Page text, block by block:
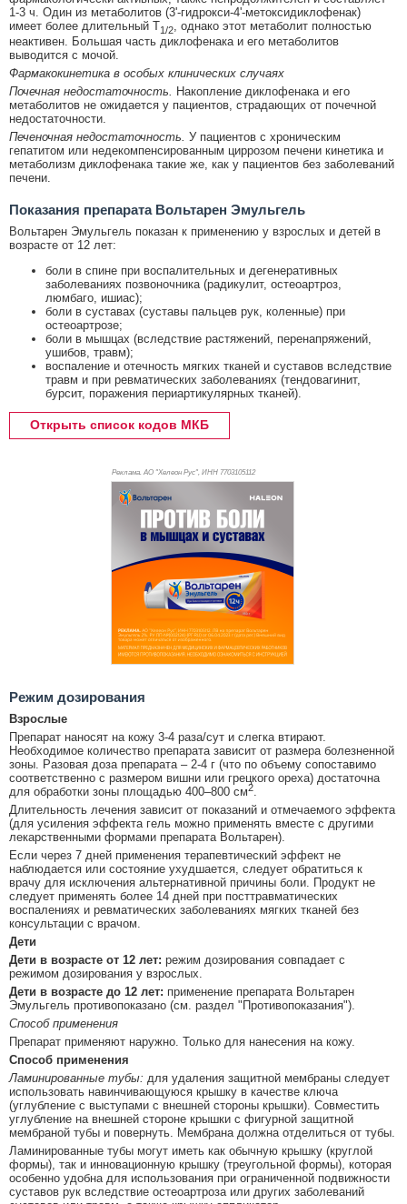
1-3 ч. Один из метаболитов (3'-гидрокси-4'-метоксидиклофенак)
имеет более длительный T1/2
, однако этот метаболит полностью
неактивен. Большая часть диклофенака и его метаболитов
выводится с мочой.
Фармакокинетика в особых клинических случаях
Почечная недостаточность. Накопление диклофенака и его
метаболитов не ожидается у пациентов, страдающих от почечной
недостаточности.
Печеночная недостаточность. У пациентов с хроническим
гепатитом или недекомпенсированным циррозом печени кинетика и
метаболизм диклофенака такие же, как у пациентов без заболеваний
печени.
Показания препарата Вольтарен Эмульгель
Вольтарен Эмульгель показан к применению у взрослых и детей в
возрасте от 12 лет:
боли в спине при воспалительных и дегенеративных
заболеваниях позвоночника (радикулит, остеоартроз,
люмбаго, ишиас);
боли в суставах (суставы пальцев рук, коленные) при
остеоартрозе;
боли в мышцах (вследствие растяжений, перенапряжений,
ушибов, травм);
воспаление и отечность мягких тканей и суставов вследствие
травм и при ревматических заболеваниях (тендовагинит,
бурсит, поражения периартикулярных тканей).
Открыть список кодов МКБ
Реклама. АО "Хелеон Рус", ИНН 7703105112
Режим дозирования
Взрослые
Препарат наносят на кожу 3-4 раза/сут и слегка втирают.
Необходимое количество препарата зависит от размера болезненной
зоны. Разовая доза препарата – 2-4 г (что по объему сопоставимо
соответственно с размером вишни или грецкого ореха) достаточна
для обработки зоны площадью 400–800 см2.
Длительность лечения зависит от показаний и отмечаемого эффекта
(для усиления эффекта гель можно применять вместе с другими
лекарственными формами препарата Вольтарен).
Если через 7 дней применения терапевтический эффект не
наблюдается или состояние ухудшается, следует обратиться к
врачу для исключения альтернативной причины боли. Продукт не
следует применять более 14 дней при посттравматических
воспалениях и ревматических заболеваниях мягких тканей без
консультации с врачом.
Дети
Дети в возрасте от 12 лет: режим дозирования совпадает с
режимом дозирования у взрослых.
Дети в возрасте до 12 лет: применение препарата Вольтарен
Эмульгель противопоказано (см. раздел "Противопоказания").
Способ применения
Препарат применяют наружно. Только для нанесения на кожу.
Способ применения
Ламинированные тубы: для удаления защитной мембраны следует
использовать навинчивающуюся крышку в качестве ключа
(углубление с выступами с внешней стороны крышки). Совместить
углубление на внешней стороне крышки с фигурной защитной
мембраной тубы и повернуть. Мембрана должна отделиться от тубы.
Ламинированные тубы могут иметь как обычную крышку (круглой
формы), так и инновационную крышку (треугольной формы), которая
особенно удобна для использования при ограниченной подвижности
суставов рук вследствие остеоартроза или других заболеваний